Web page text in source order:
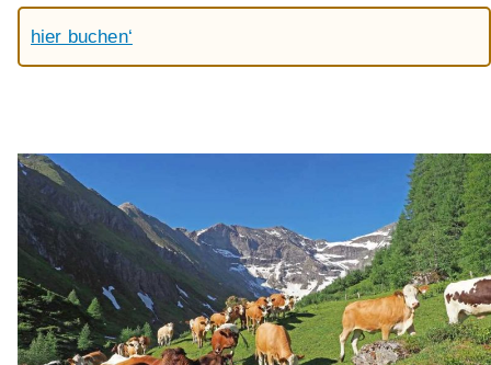
hier buchen‘